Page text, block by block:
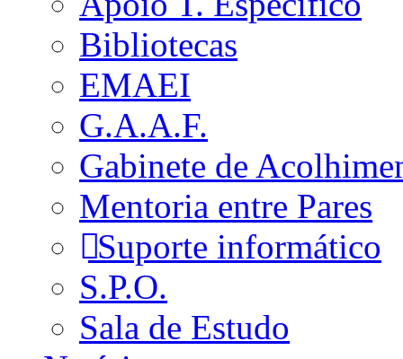
Bibliotecas
EMAEI
G.A.A.F.
Gabinete de
Mentoria entre Pares
Suporte informático
S.P.O.
Sala de Estudo